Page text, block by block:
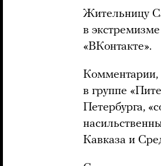
Жительницу
в
«ВКонтакте».
Комментарии,
в группе
Петербурга,
Кавказа и